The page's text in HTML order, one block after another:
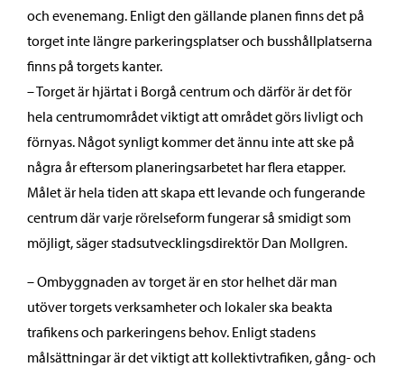
och evenemang. Enligt den gällande planen finns det på
torget inte längre parkeringsplatser och busshållplatserna
finns på torgets kanter.
– Torget är hjärtat i Borgå centrum och därför är det för
hela centrumområdet viktigt att området görs livligt och
förnyas. Något synligt kommer det ännu inte att ske på
några år eftersom planeringsarbetet har flera etapper.
Målet är hela tiden att skapa ett levande och fungerande
centrum där varje rörelseform fungerar så smidigt som
möjligt, säger stadsutvecklingsdirektör Dan Mollgren.
– Ombyggnaden av torget är en stor helhet där man
utöver torgets verksamheter och lokaler ska beakta
trafikens och parkeringens behov. Enligt stadens
målsättningar är det viktigt att kollektivtrafiken, gång- och